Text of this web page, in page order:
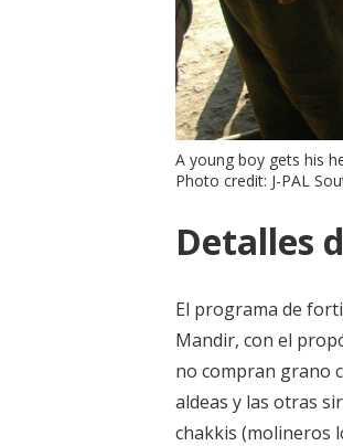
A young boy gets his
Photo credit: J-PAL
Detalles
El programa de
Mandir, con el
no compran grano
aldeas y las otras
chakkis (molineros